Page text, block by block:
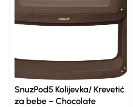
SnuzPod5 Kolijevka/ Krevetić
za bebe – Chocolate